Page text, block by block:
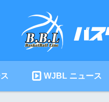
WJBL ニュース